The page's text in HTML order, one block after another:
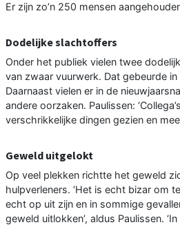
Er zijn zo’n 250 mensen
Dodelijke slachtoffers
Onder het publiek vielen twee
van zwaar vuurwerk. Dat gebeurde in
Daarnaast vielen er in de
andere oorzaken. Paulissen:
verschrikkelijke dingen gezien en
Geweld uitgelokt
Op veel plekken richtte het geweld
hulpverleners. ‘Het is echt bizar om
echt op uit zijn en in sommige
geweld uitlokken’, aldus Paulissen.